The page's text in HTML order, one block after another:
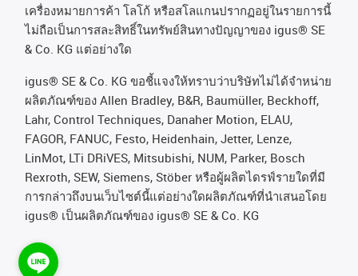
เครื่องหมายการค้า โลโก้ หรือสโลแกนปรากฏอยู่ในรายการนี้
ไม่ถือเป็นการสละสิทธิ์ในทรัพย์สินทางปัญญาของ igus® SE
& Co. KG แต่อย่างใด
igus® SE & Co. KG ขอชี้แจงให้ทราบว่าบริษัทไม่ได้จําหน่าย
ผลิตภัณฑ์ของ Allen Bradley, B&R, Baumüller, Beckhoff,
Lahr, Control Techniques, Danaher Motion, ELAU,
FAGOR, FANUC, Festo, Heidenhain, Jetter, Lenze,
LinMot, LTi DRiVES, Mitsubishi, NUM, Parker, Bosch
Rexroth, SEW, Siemens, Stöber หรือผู้ผลิตไดรฟ์รายใดที่มี
การกล่าวถึงบนเว็บไซต์นี้แต่อย่างใดผลิตภัณฑ์ที่นําเสนอโดย
igus® เป็นผลิตภัณฑ์ของ igus® SE & Co. KG